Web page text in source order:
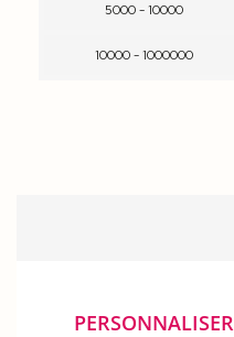
5000 - 10000
10000 - 1000000
PERSONNALISER